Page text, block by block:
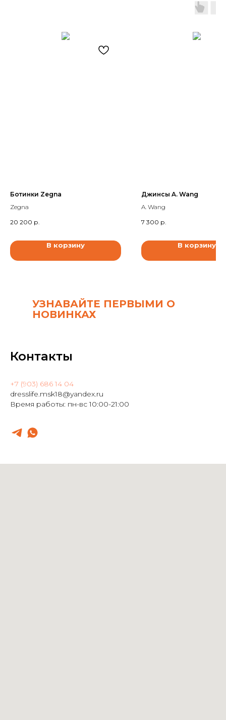
Ботинки Zegna
Zegna
20 200 р.
В корзину
Джинсы A. Wang
A. Wang
7 300 р.
В корзину
УЗНАВАЙТЕ ПЕРВЫМИ О
НОВИНКАХ
Контакты
+7 (903) 686 14 04
dresslife.msk18@yandex.ru
Время работы: пн-вс 10:00-21:00